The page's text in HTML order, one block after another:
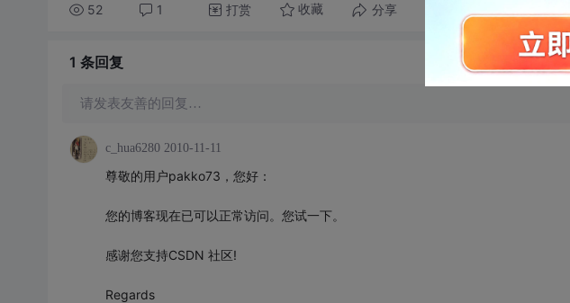
52 1 打赏 收藏 分享
1 条回复
请发表友善的回复…
c_hua6280 2010-11-11
尊敬的用户pakko73，您好：
您的博客现在已可以正常访问。您试一下。
感谢您支持CSDN 社区!
Regards